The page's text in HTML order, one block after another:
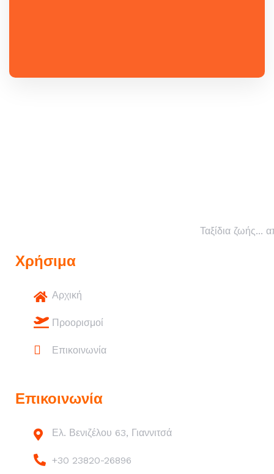
Ταξίδια ζωής...
Χρήσιμα
Αρχική
Προορισμοί
Επικοινωνία
Επικοινωνία
Ελ. Βενιζέλου 63, Γιαννιτσά
+30 23820-26896